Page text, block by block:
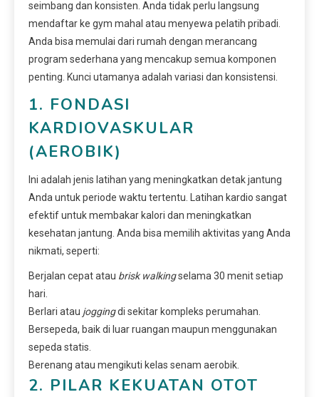
seimbang dan konsisten. Anda tidak perlu langsung
mendaftar ke gym mahal atau menyewa pelatih pribadi.
Anda bisa memulai dari rumah dengan merancang
program sederhana yang mencakup semua komponen
penting. Kunci utamanya adalah variasi dan konsistensi.
1. FONDASI
KARDIOVASKULAR
(AEROBIK)
Ini adalah jenis latihan yang meningkatkan detak jantung
Anda untuk periode waktu tertentu. Latihan kardio sangat
efektif untuk membakar kalori dan meningkatkan
kesehatan jantung. Anda bisa memilih aktivitas yang Anda
nikmati, seperti:
Berjalan cepat atau brisk walkingselama 30 menit setiap
hari.
Berlari atau joggingdi sekitar kompleks perumahan.
Bersepeda, baik di luar ruangan maupun menggunakan
sepeda statis.
Berenang atau mengikuti kelas senam aerobik.
2. PILAR KEKUATAN OTOT